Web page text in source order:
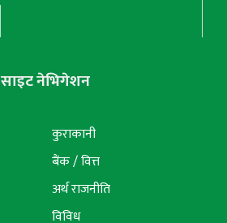
साइट नेभिगेशन
कुराकानी
बैंक / वित्त
अर्थ राजनीति
विविध